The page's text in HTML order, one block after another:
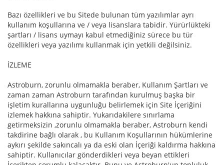
Bazı özellikleri ve bu Sitede bulunan tüm yazılımlar ayrı
kullanım koşullarına ve / veya lisanslara tabidir. Yürürlükteki
şartları / lisans uymayı kabul etmediğiniz sürece bu tür
özellikleri veya yazılımı kullanmak için yetkili değilsiniz.
İZLEME
Astroburn, zorunlu olmamakla beraber, Kullanım Şartları ve
zaman zaman Astroburn tarafından kurulmuş başka bir
işletim kurallarına uygunluğu belirlemek için Site İçeriğini
izlemek hakkına sahiptir. Yukarıdakilere sınırlama
getirmeksizin ,zorunlu olmamakla beraber, Astroburn kendi
takdirine bağlı olarak , bu Kullanım Koşullarının hükümlerine
aykırı şekilde sakıncalı ya da eski olan İçeriği kaldırma hakkına
sahiptir. Kullanıcılar gönderdikleri veya beyan ettikleri